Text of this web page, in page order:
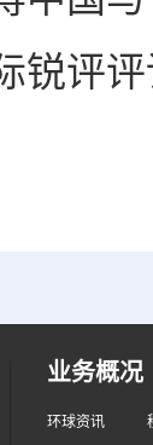
评评
业务概况
环球资讯